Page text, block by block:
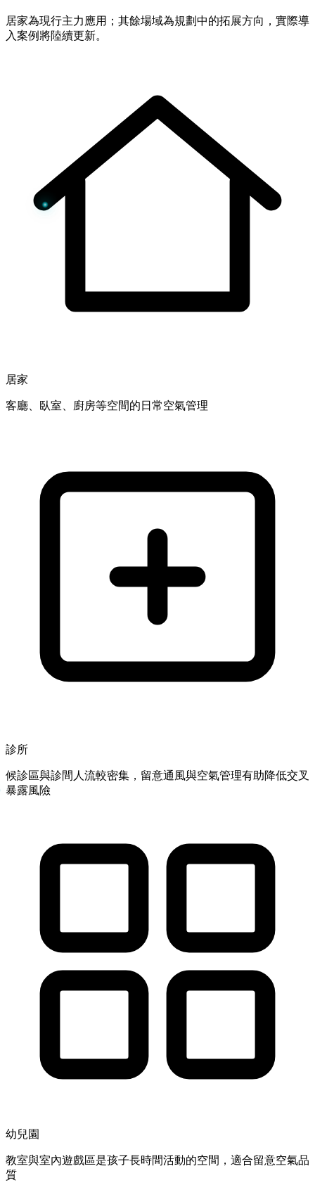
居家為現行主力應用；其餘場域為規劃中的拓展方向，實際導
入案例將陸續更新。
居家
客廳、臥室、廚房等空間的日常空氣管理
診所
候診區與診間人流較密集，留意通風與空氣管理有助降低交叉
暴露風險
幼兒園
教室與室內遊戲區是孩子長時間活動的空間，適合留意空氣品
質